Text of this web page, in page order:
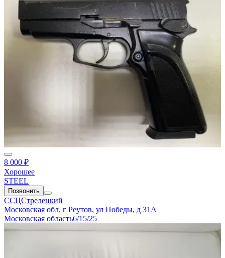
8 000 ₽
Хорошее
STEEL
Позвонить
ССЦСтрелецкий
Московская обл, г Реутов, ул Победы, д 31А
Московская область6/15/25